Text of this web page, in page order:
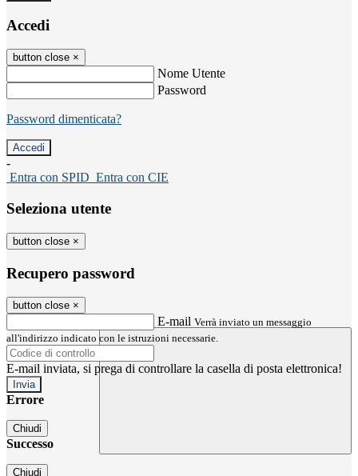
Accedi
button close ×
Nome Utente
Password
Password dimenticata?
-
Entra con SPID Entra con CIE
Seleziona utente
button close ×
Recupero password
button close ×
E-mail Verrà inviato un messaggio
all'indirizzo indicato con le istruzioni necessarie.
E-mail inviata, si prega di controllare la casella di posta elettronica!
Errore
Chiudi
Successo
Chiudi